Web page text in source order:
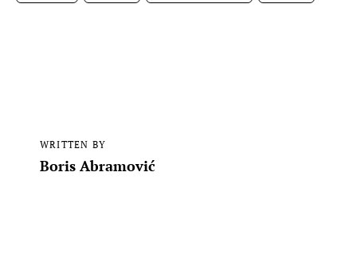
WRITTEN BY
Boris Abramović